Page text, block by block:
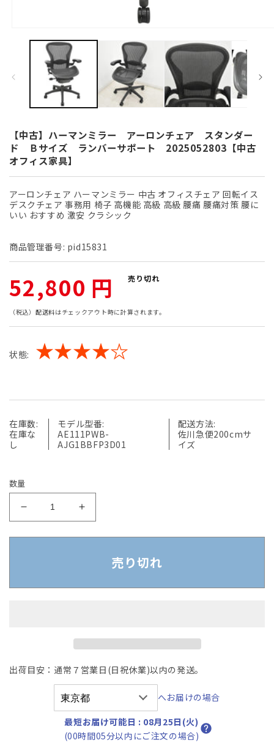
で
(1)
を
開
く
【中古】ハーマンミラー アーロンチェア スタンダー
ド Ｂサイズ ランバーサポート 2025052803【中古
オフィス家具】
アーロンチェア ハーマンミラー 中古 オフィスチェア 回転イス
デスクチェア 事務用 椅子 高機能 高級 高級 腰痛 腰痛対策 腰に
いい おすすめ 激安 クラシック
商品管理番号: pid15831
通
常
価
52,800 円 売り切れ
（税込） 配送料はチェックアウト時に計算されます。
状態: ★★★★☆
在庫数:
在庫な
し
モデル型番:
AE111PWB-
AJG1BBFP3D01
配送方法:
佐川急便200cmサ
イズ
数量
ン
ロ
【中
ン
ロ
チ
ェ
ア
売り切れ
出荷目安：通常７営業日(日祝休業)以内の発送。
へお届けの場合
最短お届け可能日 : 08月25日(火)
(00時間05分以内にご注文の場合)